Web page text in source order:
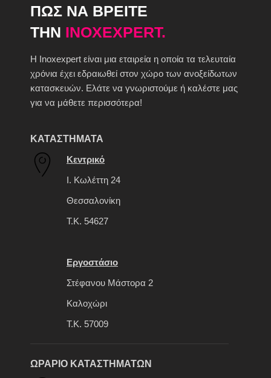
ΠΩΣ ΝΑ ΒΡΕΙΤΕ
ΤΗΝ INOXEXPERT.
H Inoxexpert είναι μια εταιρεία η οποία τα τελευταία
χρόνια έχει εδραιωθεί στον χώρο των ανοξείδωτων
κατασκευών. Ελάτε να γνωριστούμε ή καλέστε μας
για να μάθετε περισσότερα!
ΚΑΤΑΣΤΗΜΑΤΑ
Κεντρικό
Ι. Κωλέττη 24
Θεσσαλονίκη
Τ.Κ. 54627
Εργοστάσιο
Στέφανου Μάστορα 2
Καλοχώρι
Τ.Κ. 57009
ΩΡΑΡΙΟ ΚΑΤΑΣΤΗΜΑΤΩΝ